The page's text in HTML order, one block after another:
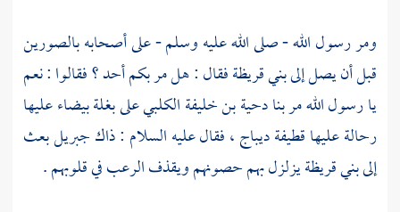
ومر رسول الله - صلى الله عليه وسلم - على أصحابهبالصورين
قبل أن يصل إلىبني قريظةفقال : هل مر بكم أحد ؟ فقالوا : نعم
يا رسول الله مر بنا دحية بن خليفة الكلبي على بغلة بيضاء عليها
رحالة عليها قطيفة ديباج ، فقال عليه السلام : ذاكجبريلبعث
إلىبني قريظةيزلزل بهم حصونهم ويقذف الرعب في قلوبهم .